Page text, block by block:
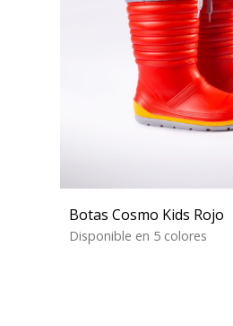
Botas Cosmo Kids Rojo
Disponible en 5 colores